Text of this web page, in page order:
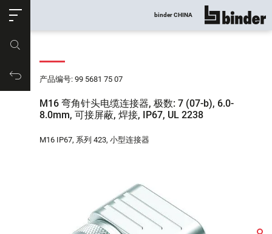
购物车
binder CHINA 显示所有
产品编号: 99 5681 75 07
M16 弯角针头电缆连接器, 极数: 7 (07-b), 6.0-
8.0mm, 可接屏蔽, 焊接, IP67, UL 2238
M16 IP67, 系列 423, 小型连接器